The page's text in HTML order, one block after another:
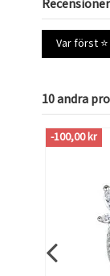
Var först
10 andra
-100,00 kr